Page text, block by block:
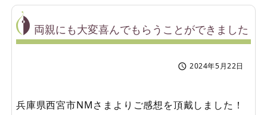
両親にも大変喜んでもらうことができました
 2024年5月22日
兵庫県西宮市NMさまよりご感想を頂戴しました！